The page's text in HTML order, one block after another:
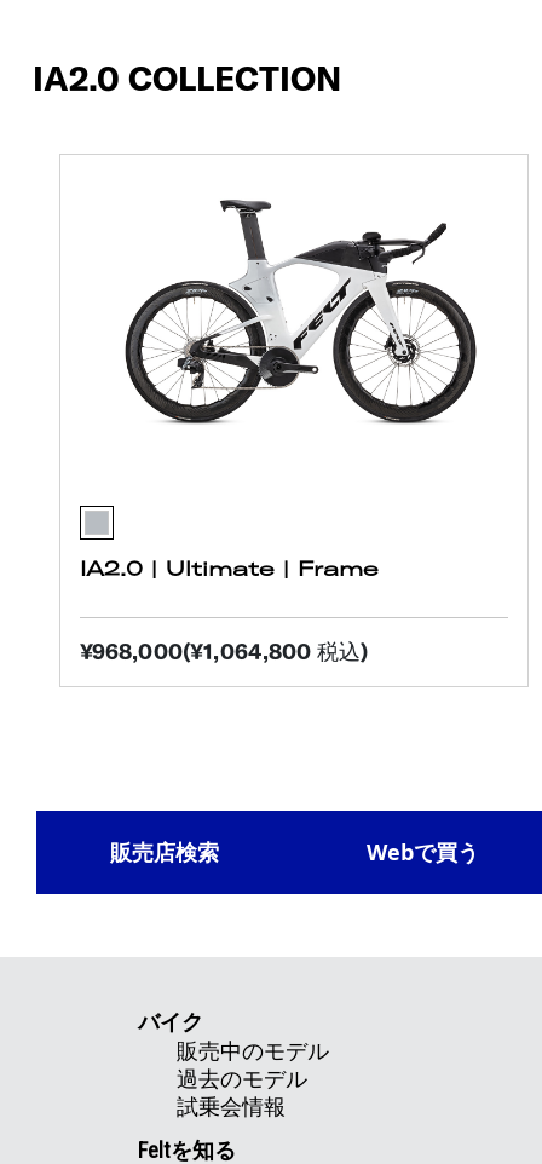
IA2.0 COLLECTION
IA2.0 | Ultimate | Frame
¥968,000(¥1,064,800 税込)
販売店検索 Webで買う
バイク
販売中のモデル
過去のモデル
試乗会情報
Feltを知る